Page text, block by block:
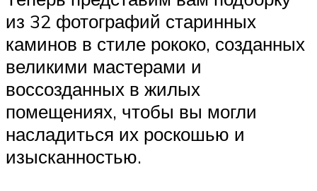
из 32 фотографий старинных
каминов в стиле рококо, созданных
великими мастерами и
воссозданных в жилых
помещениях, чтобы вы могли
насладиться их роскошью и
изысканностью.